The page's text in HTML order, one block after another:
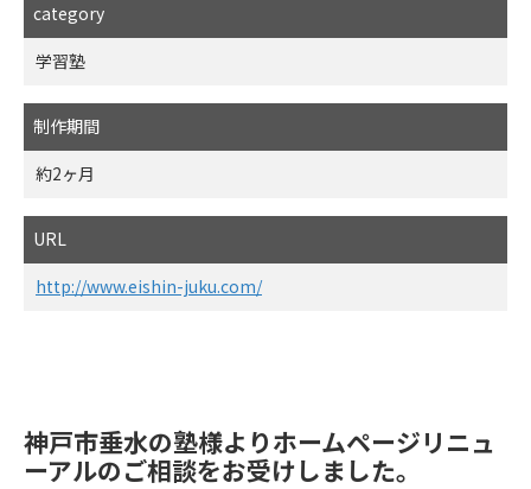
category
学習塾
制作期間
約2ヶ月
URL
http://www.eishin-juku.com/
神戸市垂水の塾様よりホームページリニュ
ーアルのご相談をお受けしました。